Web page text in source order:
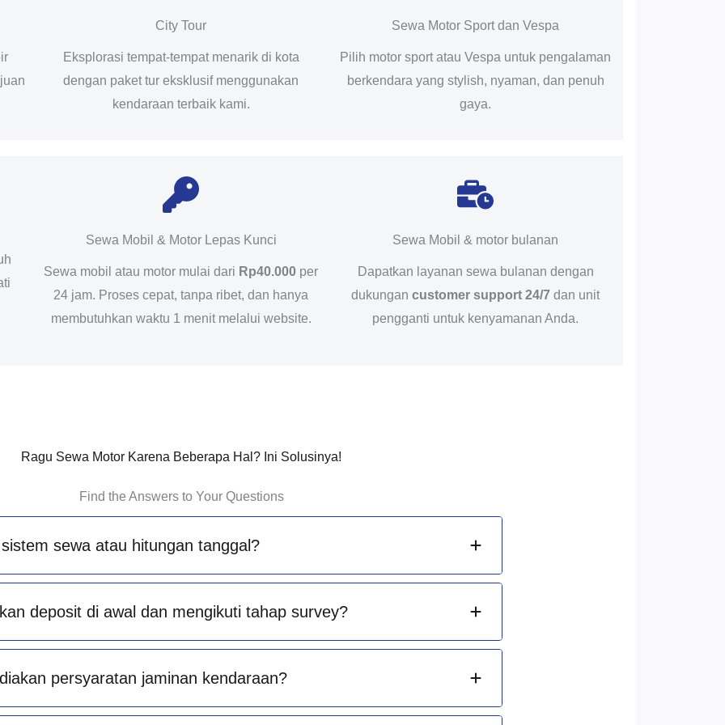
City Tour
Eksplorasi tempat-tempat menarik di kota
dengan paket tur eksklusif menggunakan
kendaraan terbaik kami.
Sewa Motor Sport dan Vespa
Pilih motor sport atau Vespa untuk pengalaman
berkendara yang stylish, nyaman, dan penuh
gaya.
Sewa Mobil & Motor Lepas Kunci
Sewa mobil atau motor mulai dari Rp40.000 per
24 jam. Proses cepat, tanpa ribet, dan hanya
membutuhkan waktu 1 menit melalui website.
Sewa Mobil & motor bulanan
Dapatkan layanan sewa bulanan dengan
dukungancustomer support 24/7 dan unit
pengganti untuk kenyamanan Anda.
Ragu Sewa Motor Karena Beberapa Hal? Ini Solusinya!
Find the Answers to Your Questions
sewa atau hitungan tanggal?
deposit di awal dan mengikuti tahap survey?
persyaratan jaminan kendaraan?